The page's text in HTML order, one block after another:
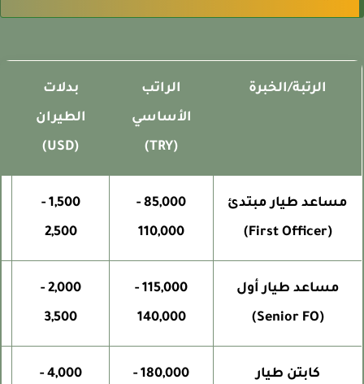
الرتبة/الخبرة
الراتب
الأساسي
بدلات
الطيران
مساعد طيار مبتدئ
85,000 -
110,000
1,500 -
2,500
مساعد طيار أول
115,000 -
140,000
2,000 -
3,500
كابتن طيار
180,000 -
4,000 -